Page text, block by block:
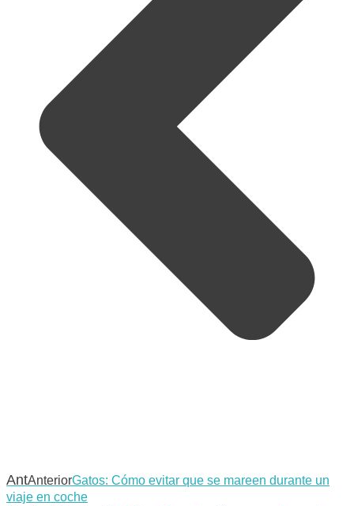
AntAnteriorGatos: Cómo evitar que se mareen durante un
viaje en coche